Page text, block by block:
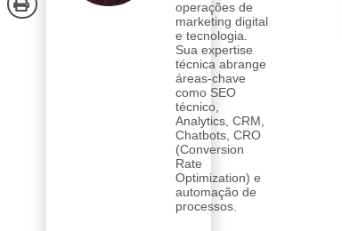
operações de
marketing digital
e tecnologia.
Sua expertise
técnica abrange
áreas-chave
como SEO
técnico,
Analytics, CRM,
Chatbots, CRO
(Conversion
Rate
Optimization) e
automação de
processos.